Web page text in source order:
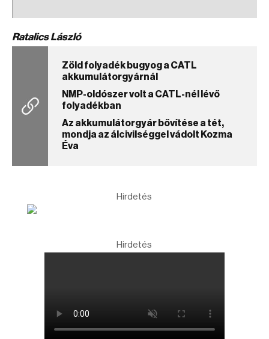
Ratalics László
Zöld folyadék bugyog a CATL
akkumulátorgyárnál
NMP-oldószer volt a CATL-nél lévő
folyadékban
Az akkumulátorgyár bővítése a tét,
mondja az álcivilséggel vádolt Kozma
Éva
Hirdetés
Hirdetés